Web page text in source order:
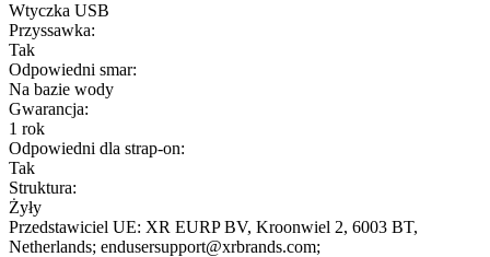
Wtyczka USB
Przyssawka:
Tak
Odpowiedni smar:
Na bazie wody
Gwarancja:
1 rok
Odpowiedni dla strap-on:
Tak
Struktura:
Żyły
Przedstawiciel UE: XR EURP BV, Kroonwiel 2, 6003 BT,
Netherlands; endusersupport@xrbrands.com;